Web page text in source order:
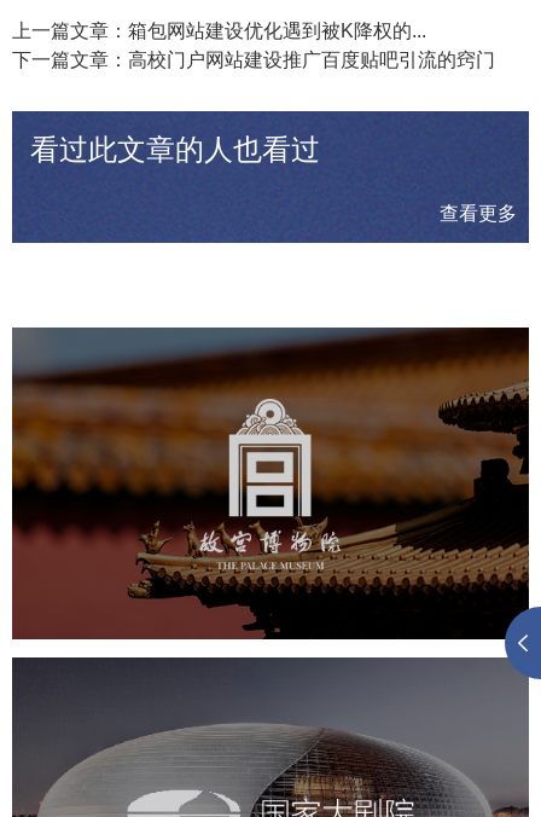
上一篇文章：箱包网站建设优化遇到被K降权的...
下一篇文章：高校门户网站建设推广百度贴吧引流的窍门
看过此文章的人也看过
查看更多
故宫博物院
文化艺术 博物馆 智慧博物馆
博物馆网站建设
景区网站建设
文创商城 万能专题 网站代运营
国家大剧院